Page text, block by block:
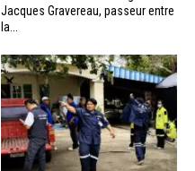
Jacques Gravereau, passeur entre
la...